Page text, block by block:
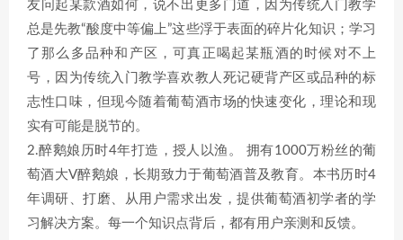
友问起某款酒如何，说不出更多门道，因为传统入门教学
总是先教“酸度中等偏上”这些浮于表面的碎片化知识；学习
了那么多品种和产区，可真正喝起某瓶酒的时候对不上
号，因为传统入门教学喜欢教人死记硬背产区或品种的标
志性口味，但现今随着葡萄酒市场的快速变化，理论和现
实有可能是脱节的。
2.醉鹅娘历时4年打造，授人以渔。 拥有1000万粉丝的葡
萄酒大V醉鹅娘，长期致力于葡萄酒普及教育。本书历时4
年调研、打磨、从用户需求出发，提供葡萄酒初学者的学
习解决方案。每一个知识点背后，都有用户亲测和反馈。